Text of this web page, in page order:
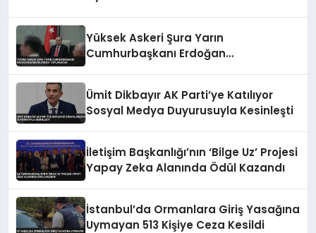
Yüksek Askeri Şura Yarın
Cumhurbaşkanı Erdoğan
Ümit Dikbayır AK Parti’ye Katılıyor
Sosyal Medya Duyurusuyla Kesinleşti
İletişim Başkanlığı’nın ‘Bilge Uz’ Projesi
Yapay Zeka Alanında Ödül Kazandı
İstanbul’da Ormanlara Giriş Yasağına
Uymayan 513 Kişiye Ceza Kesildi